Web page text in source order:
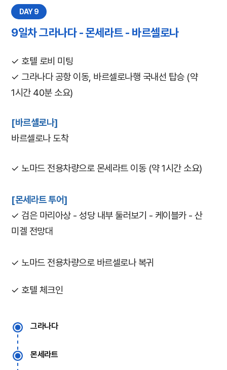
DAY 9
9일차 그라나다 - 몬세라트 - 바르셀로나
✓ 호텔 로비 미팅
✓ 그라나다 공항 이동, 바르셀로나행 국내선 탑승 (약
1시간 40분 소요)
[바르셀로나]
바르셀로나 도착
✓ 노마드 전용차량으로 몬세라트 이동 (약 1시간 소요)
[몬세라트 투어]
✓ 검은 마리아상 - 성당 내부 둘러보기 - 케이블카 - 산
미겔 전망대
✓ 노마드 전용차량으로 바르셀로나 복귀​
✓ 호텔 체크인
그라나다
몬세라트